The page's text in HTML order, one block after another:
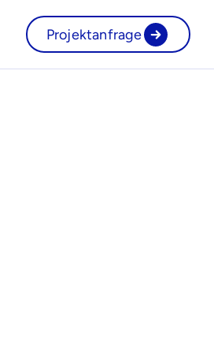
Projektanfrage